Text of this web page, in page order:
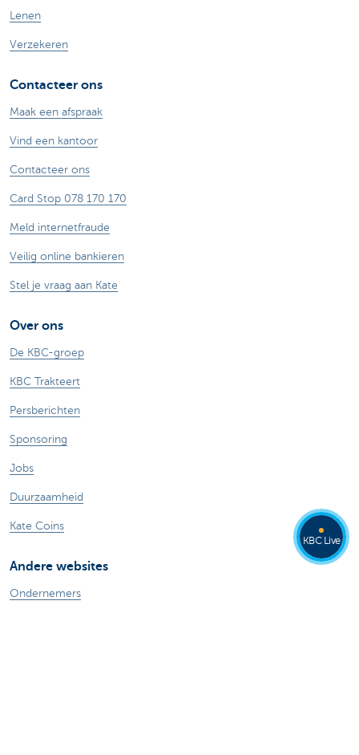
Lenen
Verzekeren
Contacteer ons
Maak een afspraak
Vind een kantoor
Contacteer ons
Card Stop 078 170 170
Meld internetfraude
Veilig online bankieren
Stel je vraag aan Kate
Over ons
De KBC-groep
KBC Trakteert
Persberichten
Sponsoring
Jobs
Duurzaamheid
Kate Coins
Andere websites
Ondernemers
KBC Live